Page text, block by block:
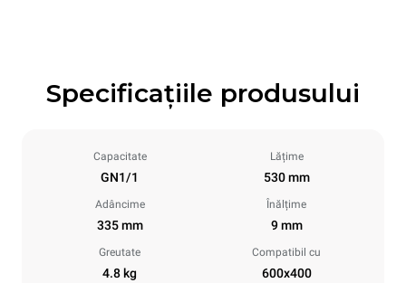
Specificațiile produsului
Capacitate
GN1/1
Lățime
530 mm
Adâncime
335 mm
Înălțime
9 mm
Greutate
4.8 kg
Compatibil cu
600x400